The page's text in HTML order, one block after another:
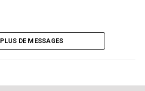
PLUS DE MESSAGES